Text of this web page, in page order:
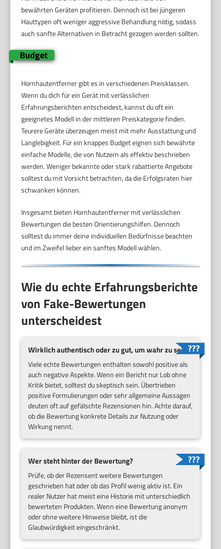
bewährten Geräten profitieren. Dennoch ist bei jüngeren
Hauttypen oft weniger aggressive Behandlung nötig, sodass
auch sanfte Alternativen in Betracht gezogen werden sollten.
Budget
Hornhautentferner gibt es in verschiedenen Preisklassen.
Wenn du dich für ein Gerät mit verlässlichen
Erfahrungsberichten entscheidest, kannst du oft ein
geeignetes Modell in der mittleren Preiskategorie finden.
Teurere Geräte überzeugen meist mit mehr Ausstattung und
Langlebigkeit. Für ein knappes Budget eignen sich bewährte
einfache Modelle, die von Nutzern als effektiv beschrieben
werden. Weniger bekannte oder stark rabattierte Angebote
solltest du mit Vorsicht betrachten, da die Erfolgsraten hier
schwanken können.
Insgesamt bieten Hornhautentferner mit verlässlichen
Bewertungen die besten Orientierungshilfen. Dennoch
solltest du immer deine individuellen Bedürfnisse beachten
und im Zweifel lieber ein sanftes Modell wählen.
Wie du echte Erfahrungsberichte
von Fake-Bewertungen
unterscheidest
Wirklich authentisch oder zu gut, um wahr zu sein?
Viele echte Bewertungen enthalten sowohl positive als
auch negative Aspekte. Wenn ein Bericht nur Lob ohne
Kritik bietet, solltest du skeptisch sein. Übertrieben
positive Formulierungen oder sehr allgemeine Aussagen
deuten oft auf gefälschte Rezensionen hin. Achte darauf,
ob die Bewertung konkrete Details zur Nutzung oder
Wirkung nennt.
Wer steht hinter der Bewertung?
Prüfe, ob der Rezensent weitere Bewertungen
geschrieben hat oder ob das Profil wenig aktiv ist. Ein
realer Nutzer hat meist eine Historie mit unterschiedlich
bewerteten Produkten. Wenn eine Bewertung anonym
oder ohne weitere Hinweise bleibt, ist die
Glaubwürdigkeit eingeschränkt.